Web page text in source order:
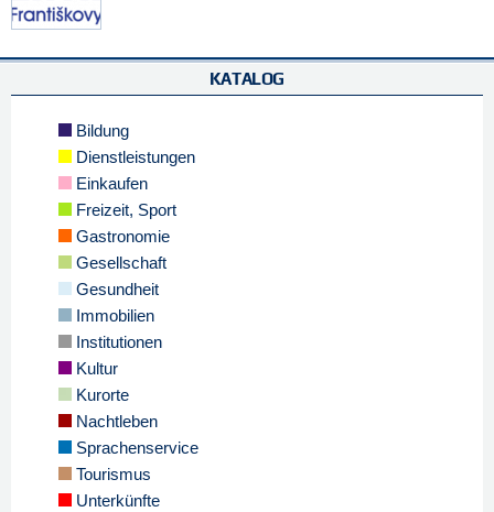
KATALOG
Bildung
Dienstleistungen
Einkaufen
Freizeit, Sport
Gastronomie
Gesellschaft
Gesundheit
Immobilien
Institutionen
Kultur
Kurorte
Nachtleben
Sprachenservice
Tourismus
Unterkünfte